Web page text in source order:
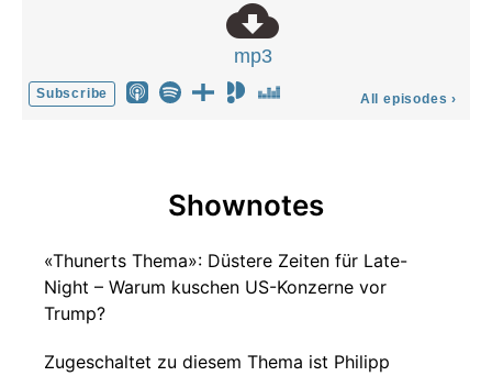
mp3
Subscribe All episodes ›
Shownotes
«Thunerts Thema»: Düstere Zeiten für Late-
Night – Warum kuschen US-Konzerne vor
Trump?
Zugeschaltet zu diesem Thema ist Philipp